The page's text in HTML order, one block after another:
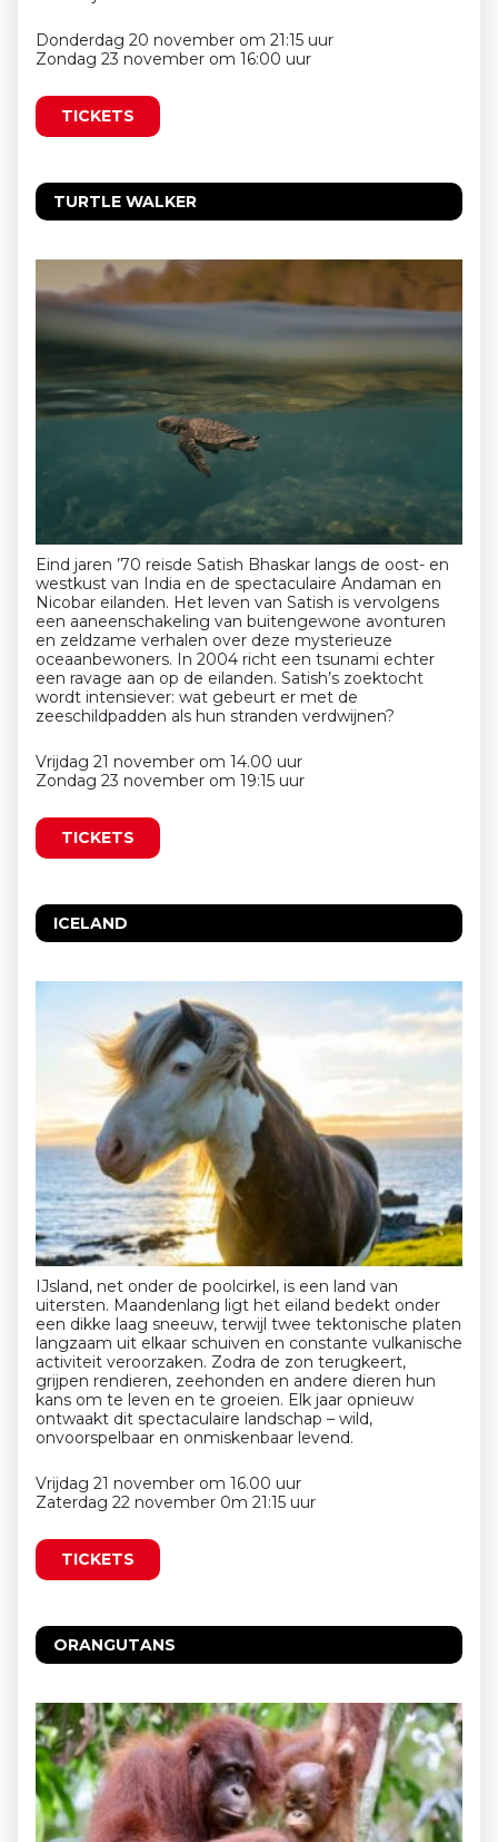
Donderdag 20 november om 21:15 uur
Zondag 23 november om 16:00 uur
TICKETS
TURTLE WALKER
Eind jaren ’70 reisde Satish Bhaskar langs de oost- en
westkust van India en de spectaculaire Andaman en
Nicobar eilanden. Het leven van Satish is vervolgens
een aaneenschakeling van buitengewone avonturen
en zeldzame verhalen over deze mysterieuze
oceaanbewoners. In 2004 richt een tsunami echter
een ravage aan op de eilanden. Satish’s zoektocht
wordt intensiever: wat gebeurt er met de
zeeschildpadden als hun stranden verdwijnen?
Vrijdag 21 november om 14.00 uur
Zondag 23 november om 19:15 uur
TICKETS
ICELAND
IJsland, net onder de poolcirkel, is een land van
uitersten. Maandenlang ligt het eiland bedekt onder
een dikke laag sneeuw, terwijl twee tektonische platen
langzaam uit elkaar schuiven en constante vulkanische
activiteit veroorzaken. Zodra de zon terugkeert,
grijpen rendieren, zeehonden en andere dieren hun
kans om te leven en te groeien. Elk jaar opnieuw
ontwaakt dit spectaculaire landschap – wild,
onvoorspelbaar en onmiskenbaar levend.
Vrijdag 21 november om 16.00 uur
Zaterdag 22 november 0m 21:15 uur
TICKETS
ORANGUTANS